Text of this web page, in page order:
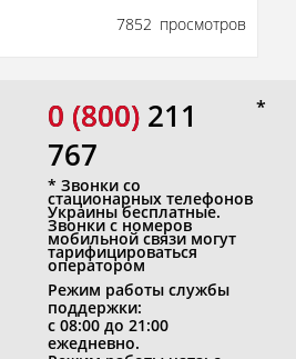
7852 просмотров
0 (800)
0 (800) 211
767
* Звонки со
стационарных телефонов
Украины бесплатные.
Звонки с номеров
мобильной связи могут
тарифицироваться
оператором
Режим работы службы
поддержки:
с 08:00 до 21:00
ежедневно.